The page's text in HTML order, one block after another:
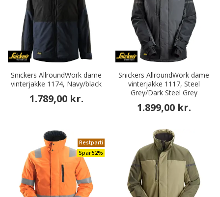
Snickers AllroundWork dame
vinterjakke 1174, Navy/black
1.789,00 kr.
Snickers AllroundWork dame
vinterjakke 1117, Steel
Grey/Dark Steel Grey
1.899,00 kr.
Restparti
Spar 52%